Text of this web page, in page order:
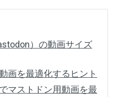
）の動画サイズ
画を最適化するヒント
マストドン用動画を最